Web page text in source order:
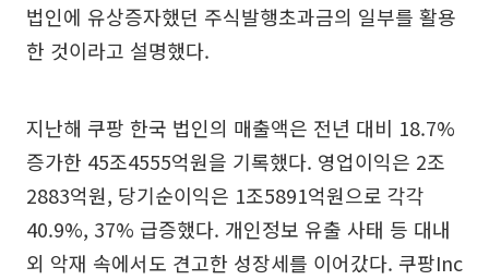
법인에 유상증자했던 주식발행초과금의 일부를 활용
한 것이라고 설명했다.
지난해 쿠팡 한국 법인의 매출액은 전년 대비 18.7%
증가한 45조4555억원을 기록했다. 영업이익은 2조
2883억원, 당기순이익은 1조5891억원으로 각각
40.9%, 37% 급증했다. 개인정보 유출 사태 등 대내
외 악재 속에서도 견고한 성장세를 이어갔다. 쿠팡Inc